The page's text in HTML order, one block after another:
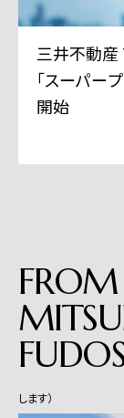
三井不動産
「スーパー
開始
FROM
します）